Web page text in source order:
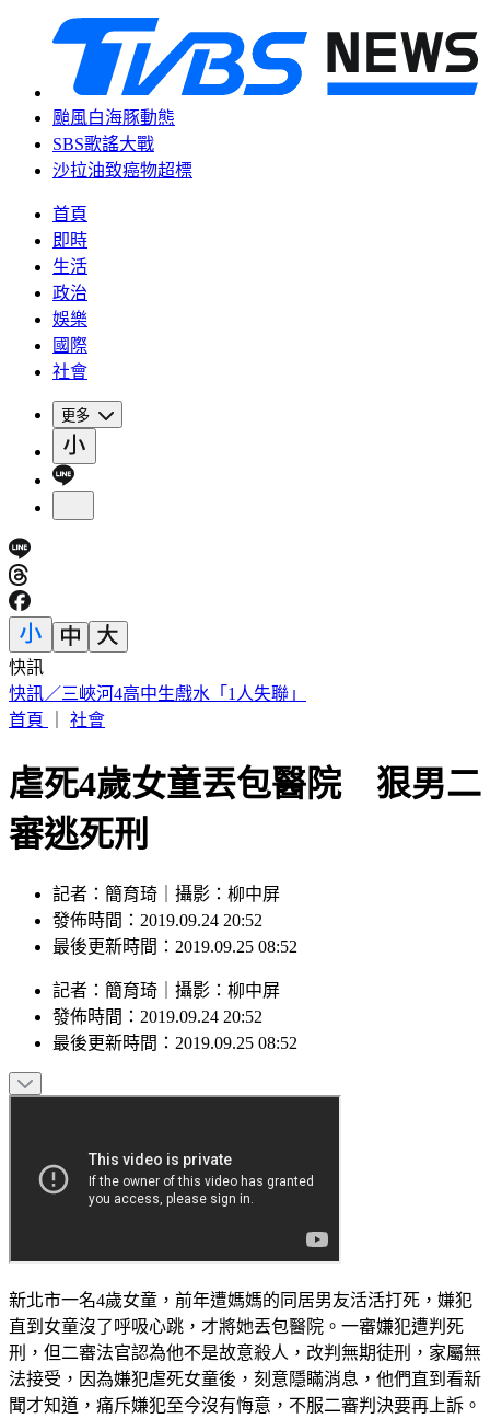
颱風白海豚動態
SBS歌謠大戰
沙拉油致癌物超標
首頁
即時
生活
政治
娛樂
國際
社會
更多
快訊
毒油風暴燒出選戰！蔣萬安7月聲量奪冠 「她」首度入榜
首頁
社會
虐死4歲女童丟包醫院 狠男二
審逃死刑
記者：簡育琦｜攝影：柳中屏
發佈時間：2019.09.24 20:52
最後更新時間：2019.09.25 08:52
記者 ： 簡育琦 攝影 ： 柳中屏
發佈時間： 2019.09.24 20:52
最後更新時間： 2019.09.25 08:52
新北市一名4歲女童，前年遭媽媽的同居男友活活打死，嫌犯
直到女童沒了呼吸心跳，才將她丟包醫院。一審嫌犯遭判死
刑，但二審法官認為他不是故意殺人，改判無期徒刑，家屬無
法接受，因為嫌犯虐死女童後，刻意隱瞞消息，他們直到看新
聞才知道，痛斥嫌犯至今沒有悔意，不服二審判決要再上訴。